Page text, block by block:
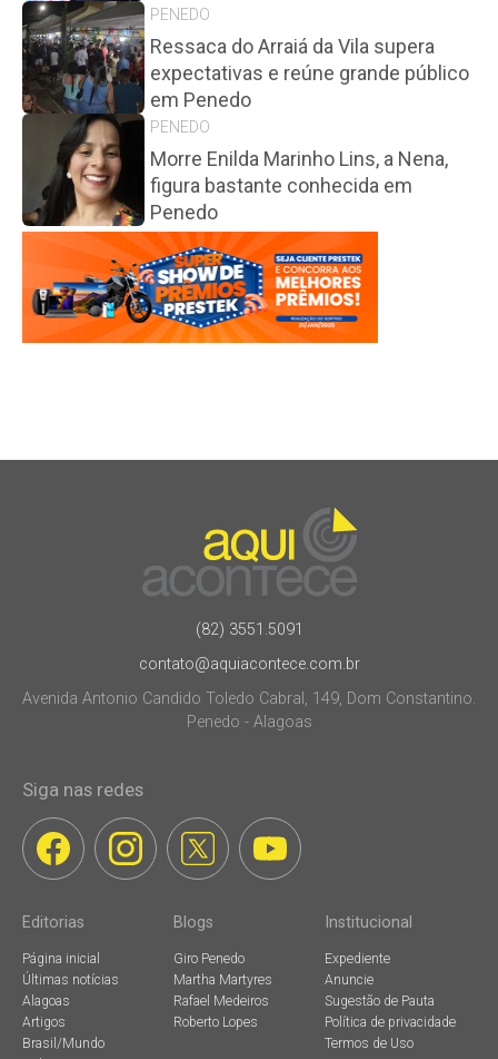
PENEDO
Ressaca do Arraiá da Vila supera
expectativas e reúne grande público
em Penedo
PENEDO
Morre Enilda Marinho Lins, a Nena,
figura bastante conhecida em
Penedo
(82) 3551.5091
contato@aquiacontece.com.br
Avenida Antonio Candido Toledo Cabral, 149, Dom Constantino.
Penedo - Alagoas
Siga nas redes
Editorias
Página inicial
Últimas notícias
Alagoas
Artigos
Brasil/Mundo
Blogs
Giro Penedo
Martha Martyres
Rafael Medeiros
Roberto Lopes
Institucional
Expediente
Anuncie
Sugestão de Pauta
Política de privacidade
Termos de Uso